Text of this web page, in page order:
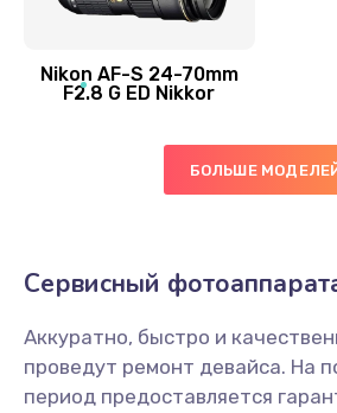
Nikon AF-S 24-70mm
F2.8 G ED Nikkor
БОЛЬШЕ
Сервисный
Аккуратно, быстро и
проведут ремонт девайса. На
период предоставляется